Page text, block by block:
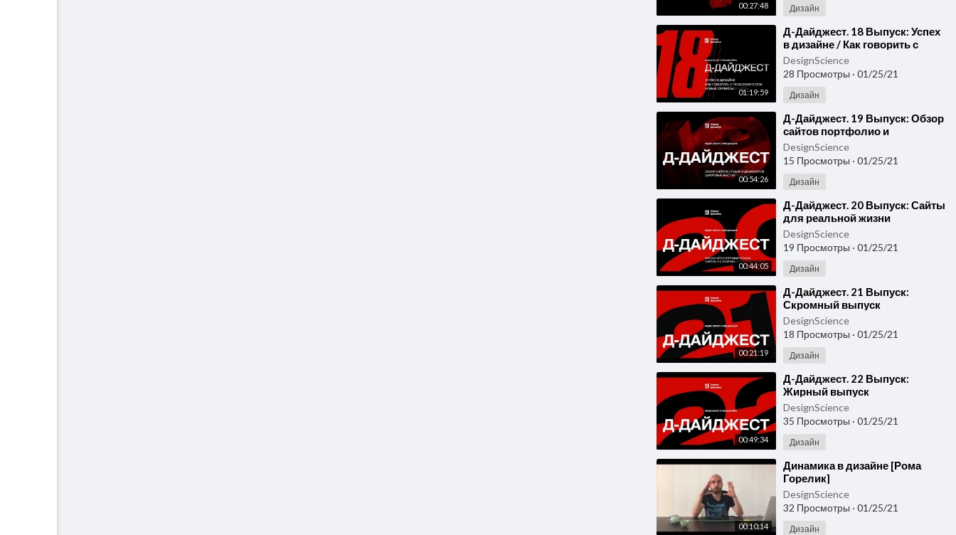
00:27:48 Дизайн
01:19:59
⁣Д-Дайджест. 18 Выпуск: Успех
в дизайне / Как говорить с
пользователем / Новые
сервисы и сайты
DesignScience
28 Просмотры · 01/25/21
Дизайн
00:54:26
⁣Д-Дайджест. 19 Выпуск: Обзор
сайтов портфолио и
цифровых выставок
DesignScience
15 Просмотры · 01/25/21
Дизайн
00:44:05
⁣Д-Дайджест. 20 Выпуск: Сайты
для реальной жизни
DesignScience
19 Просмотры · 01/25/21
Дизайн
00:21:19
⁣Д-Дайджест. 21 Выпуск:
Скромный выпуск
DesignScience
18 Просмотры · 01/25/21
Дизайн
00:49:34
⁣Д-Дайджест. 22 Выпуск:
Жирный выпуск
DesignScience
35 Просмотры · 01/25/21
Дизайн
00:10:14
⁣Динамика в дизайне [Рома
Горелик]
DesignScience
32 Просмотры · 01/25/21
Дизайн